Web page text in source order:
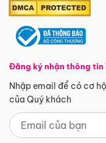
Đăng ký nhận thông tin
Nhập email để có cơ
của Quý khách